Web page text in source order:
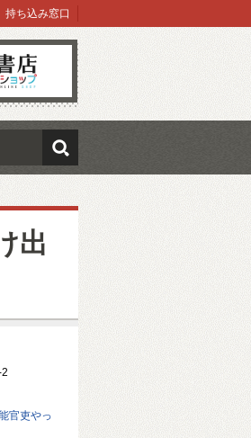
持ち込み窓口
検索
出
官吏やっ